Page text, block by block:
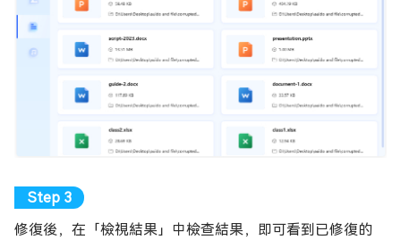
修復後，在「檢視結果」中檢查結果，即可看到已修復的